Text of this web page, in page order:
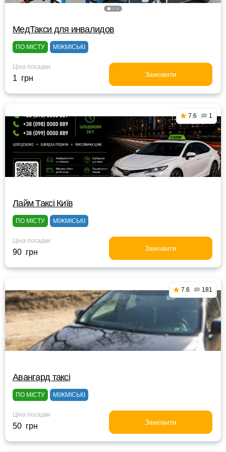
МедТакси для инвалидов
ПО МІСТУ МІЖМІСЬКІ
Ціна посадки
1 грн Замовити
7.6 1
Лайм Таксі Київ
ПО МІСТУ МІЖМІСЬКІ
Ціна посадки
90 грн Замовити
7.6 181
Авангард таксі
ПО МІСТУ МІЖМІСЬКІ
Ціна посадки
50 грн Замовити